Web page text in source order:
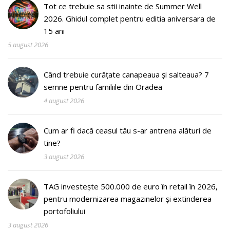
Tot ce trebuie sa stii inainte de Summer Well
2026. Ghidul complet pentru editia aniversara de
15 ani
5 august 2026
Când trebuie curățate canapeaua și salteaua? 7
semne pentru familiile din Oradea
4 august 2026
Cum ar fi dacă ceasul tău s-ar antrena alături de
tine?
3 august 2026
TAG investește 500.000 de euro în retail în 2026,
pentru modernizarea magazinelor și extinderea
portofoliului
3 august 2026